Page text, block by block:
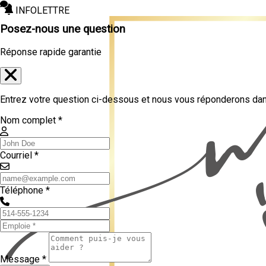
INFOLETTRE
Posez-nous une question
Réponse rapide garantie
Entrez votre question ci-dessous et nous vous réponderons
Nom complet *
Courriel *
Téléphone *
Message *